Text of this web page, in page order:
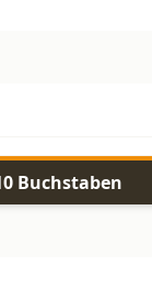
Buchstaben